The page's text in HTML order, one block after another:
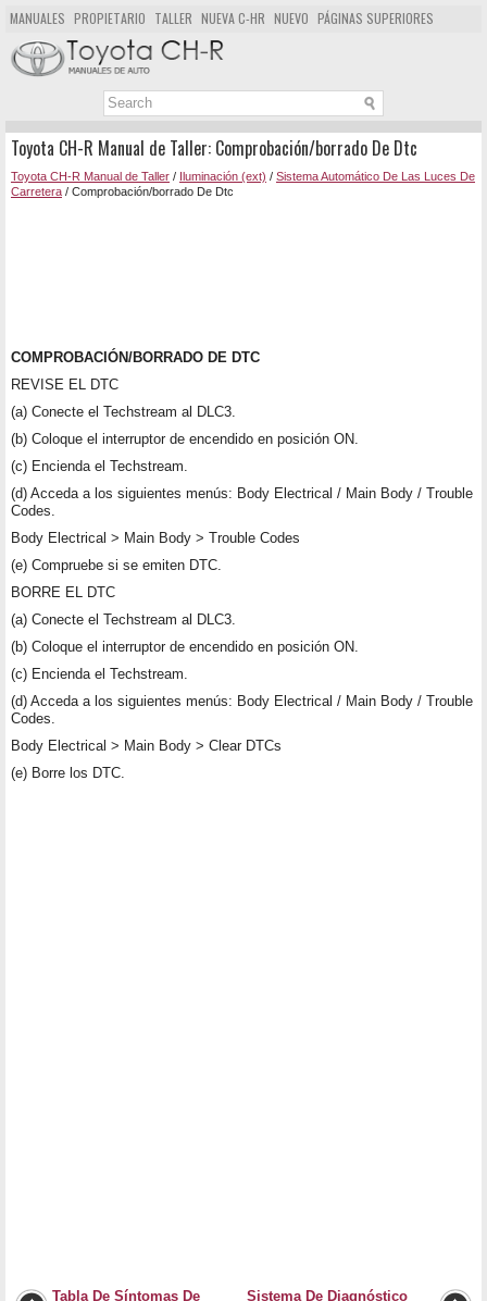
MANUALES PROPIETARIO TALLER NUEVA C-HR NUEVO PÁGINAS SUPERIORES
MAPA DEL SITIO
BUSCAR
Toyota CH-R Manual de Taller: Comprobación/borrado De Dtc
Toyota CH-R Manual de Taller / Iluminación (ext) / Sistema Automático De Las Luces De
Carretera / Comprobación/borrado De Dtc
COMPROBACIÓN/BORRADO DE DTC
REVISE EL DTC
(a) Conecte el Techstream al DLC3.
(b) Coloque el interruptor de encendido en posición ON.
(c) Encienda el Techstream.
(d) Acceda a los siguientes menús: Body Electrical / Main Body / Trouble
Codes.
Body Electrical > Main Body > Trouble Codes
(e) Compruebe si se emiten DTC.
BORRE EL DTC
(a) Conecte el Techstream al DLC3.
(b) Coloque el interruptor de encendido en posición ON.
(c) Encienda el Techstream.
(d) Acceda a los siguientes menús: Body Electrical / Main Body / Trouble
Codes.
Body Electrical > Main Body > Clear DTCs
(e) Borre los DTC.
Tabla De Síntomas De
Sistema De Diagnóstico